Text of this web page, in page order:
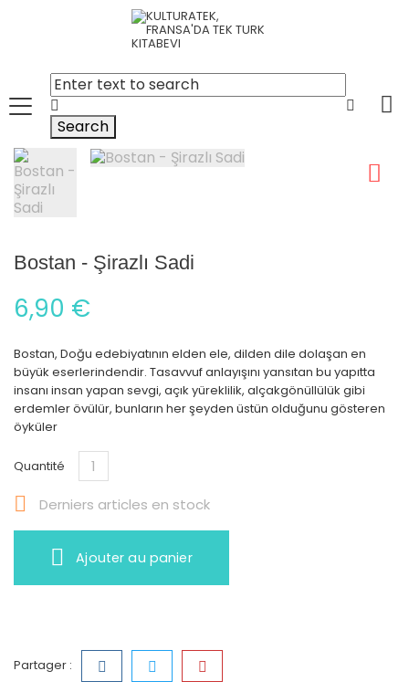
Search
Bostan - Şirazlı Sadi
6,90 €
Bostan, Doğu edebiyatının elden ele, dilden dile dolaşan en
büyük eserlerindendir. Tasavvuf anlayışını yansıtan bu yapıtta
insanı insan yapan sevgi, açık yüreklilik, alçakgönüllülük gibi
erdemler övülür, bunların her şeyden üstün olduğunu gösteren
öyküler
Quantité
 Derniers articles en stock
Ajouter au panier
Partager :